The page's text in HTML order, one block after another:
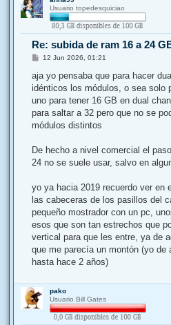
Usuario topedesquiciao
Re: subida de ram 16 a 24
M
n
a
j
12 Jun 2026, 01:21
aja yo pensaba que para hacer
idénticos los módulos, o sea solo
uno para tener 16 GB en dual
para saltar a 32 pero que no se
módulos distintos
De hecho a nivel comercial el
24 no se suele usar, salvo en
yo ya hacia 2019 recuerdo ver en
las cabeceras de los pasillos del
pequeño mostrador con un pc,
esos que son tan estrechos que
vertical para que les entre, ya de
que me parecía un montón (yo
hasta hace 2 años)
pako
Usuario Bill Gates